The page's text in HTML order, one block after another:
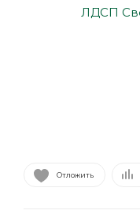
Отложить